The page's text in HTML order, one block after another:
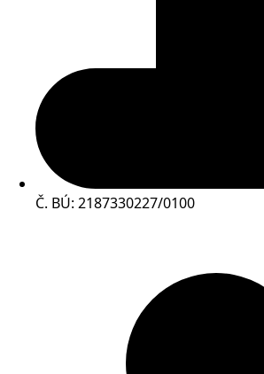
Č. BÚ: 2187330227/0100